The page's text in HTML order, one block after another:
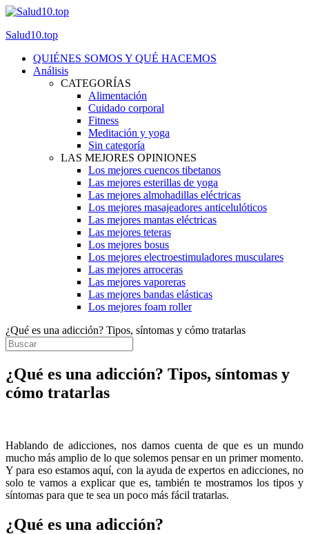
Salud10.top
QUIÉNES SOMOS Y QUÉ HACEMOS
Análisis
CATEGORÍAS
Alimentación
Cuidado corporal
Fitness
Meditación y yoga
Sin categoría
LAS MEJORES OPINIONES
Los mejores cuencos tibetanos
Las mejores esterillas de yoga
Las mejores almohadillas eléctricas
Los mejores masajeadores anticelulóticos
Las mejores mantas eléctricas
Las mejores teteras
Los mejores bosus
Los mejores electroestimuladores musculares
Las mejores arroceras
Las mejores vaporeras
Las mejores bandas elásticas
Los mejores foam roller
¿Qué es una adicción? Tipos, síntomas y cómo tratarlas
¿Qué es una adicción? Tipos, síntomas y
cómo tratarlas
Hablando de adicciones, nos damos cuenta de que es un mundo
mucho más amplio de lo que solemos pensar en un primer momento.
Y para eso estamos aquí, con la ayuda de expertos en adicciones, no
solo te vamos a explicar que es, también te mostramos los tipos y
síntomas para que te sea un poco más fácil tratarlas.
¿Qué es una adicción?